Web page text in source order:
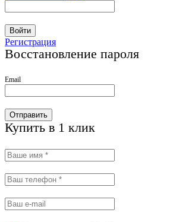
Войти
Регистрация
Восстановление пароля
Email
Отправить
Купить в 1 клик